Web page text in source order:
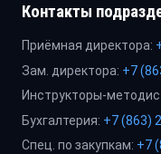
Контакты
Приёмная директора:
Зам. директора: +7
Инструкторы-
Бухгалтерия: +7 (863)
Спец. по закупкам: +7